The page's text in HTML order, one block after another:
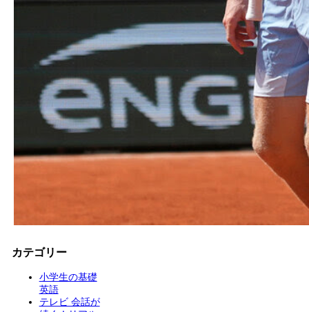
カテゴリー
小学生の基礎
英語
テレビ 会話が